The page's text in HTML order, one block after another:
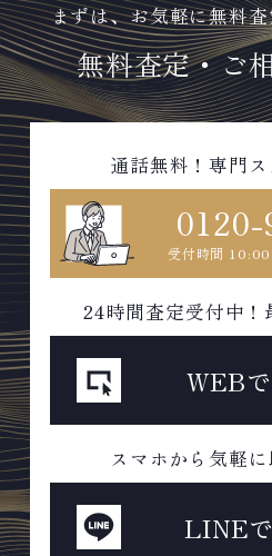
料で査定します。お気軽にご連絡
ください。TEL: 0120-959-
764営業時間: 10:00～19:00定
休日: 年中無休
まずは、お気軽に無料
無料査定・ご
通話無料！専門
受付時間
24時間査定受付中！
WEB
スマホから気軽に
LINE